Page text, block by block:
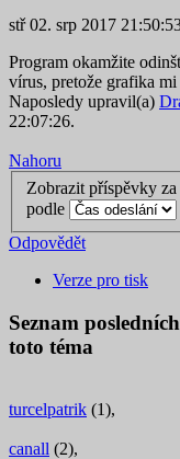
stř 02. srp 2017
Program okamžite
vírus, pretože grafika
Naposledy upravil(a)
22:07:26.
Nahoru
Zobrazit příspěvky
podle
Odpovědět
Verze pro tisk
Seznam posledních
toto téma
turcelpatrik (1),
canall (2),